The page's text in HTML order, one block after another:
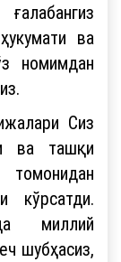
ва
номимдан
Сиз
ва ташқи
томонидан
кўрсатди.
миллий
шубҳасиз,